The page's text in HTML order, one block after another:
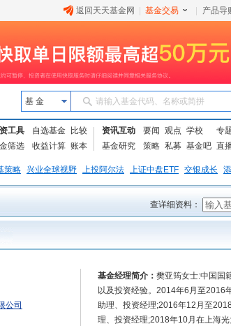
返回天天基金网 基金交易 产品导
基 金 请输入基金代码、名称或简拼
工具 自选基金
比较
筛选
收益计算 账本
资讯互动 要闻 观点 学校
专
基金研究
策略 私募 基金吧 直
策略 兴业全球视野 上投阿尔法 上证中盘ETF 交银成长
查详细资料：
基金经理简介： 樊亚筠女士:中国国
以及投资经验。2014年6月至2016
助理、投资经理;2016年12月至
理、投资经理;2018年10月在上海
公司